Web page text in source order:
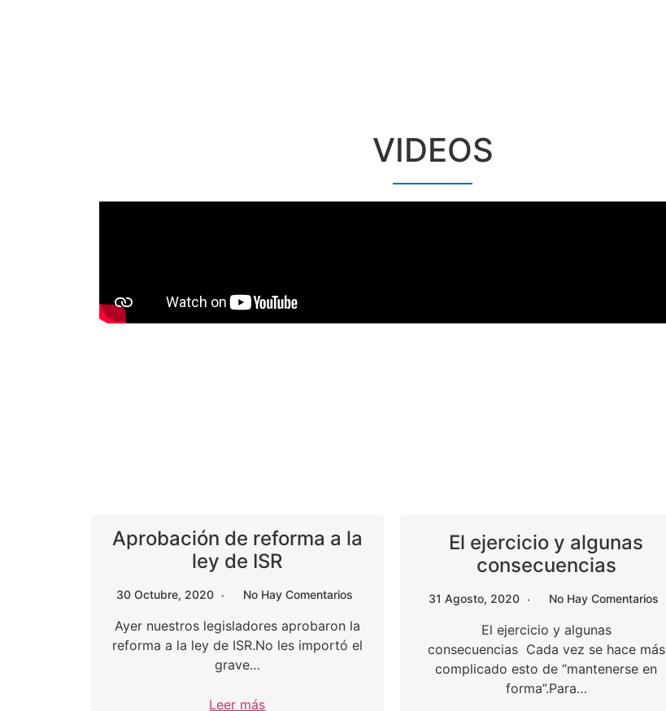
VIDEOS
Aprobación de reforma a la
ley de ISR
30 Octubre, 2020 No Hay Comentarios
Ayer nuestros legisladores aprobaron la
reforma a la ley de ISR.No les importó el
grave…
Leer más
El ejercicio y algunas
consecuencias
31 Agosto, 2020 No Hay Comentarios
El ejercicio y algunas
consecuencias Cada vez se hace más
complicado esto de “mantenerse en
forma”.Para…